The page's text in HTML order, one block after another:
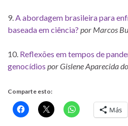
9.A abordagem brasileira para
baseada em ciência? por Marcos
10. Reflexões em tempos de
genocídios por Gislene Aparecida
Comparte esto:
Más